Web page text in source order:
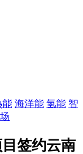
能 海洋能 氢能 智
签约云南